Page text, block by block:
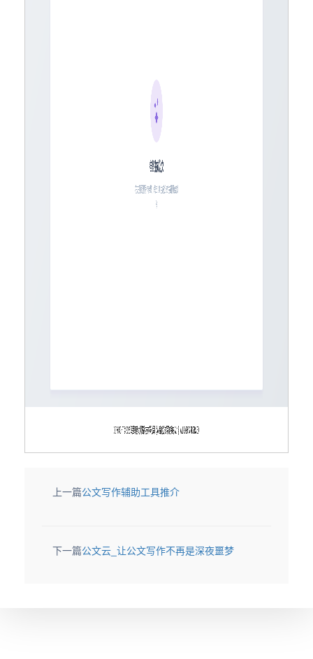
上一篇公文写作辅助工具推介
下一篇公文云_让公文写作不再是深夜噩梦